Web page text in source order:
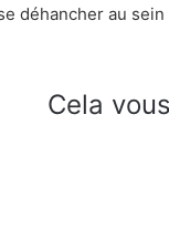
déhancher au
Cela